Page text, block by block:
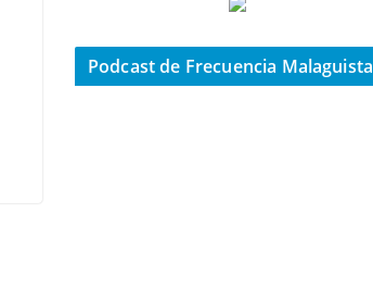
Podcast de Frecuencia Malaguista